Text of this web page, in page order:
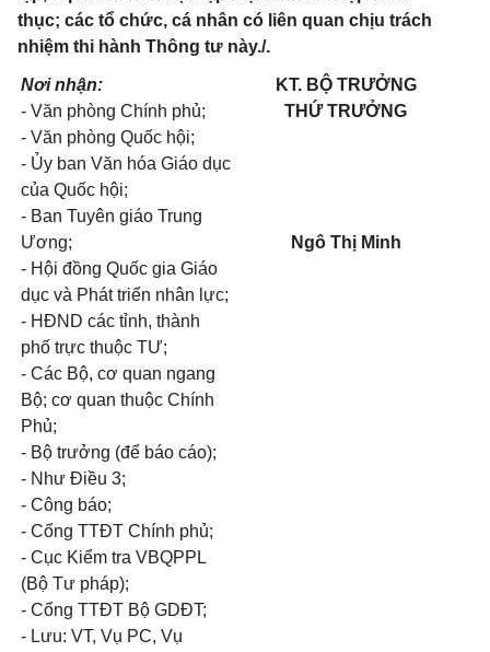
thục; các tổ chức, cá nhân có liên quan chịu trách
nhiệm thi hành Thông tư này./.
Nơi nhận:
- Văn phòng Chính phủ;
- Văn phòng Quốc hội;
- Ủy ban Văn hóa Giáo dục
của Quốc hội;
- Ban Tuyên giáo Trung
Ương;
- Hội đồng Quốc gia Giáo
dục và Phát triển nhân lực;
- HĐND các tỉnh, thành
phố trực thuộc TƯ;
- Các Bộ, cơ quan ngang
Bộ; cơ quan thuộc Chính
Phủ;
- Bộ trưởng (để báo cáo);
- Như Điều 3;
- Công báo;
- Cổng TTĐT Chính phủ;
- Cục Kiểm tra VBQPPL
(Bộ Tư pháp);
- Cổng TTĐT Bộ GDĐT;
- Lưu: VT, Vụ PC, Vụ
KT. BỘ TRƯỞNG
THỨ TRƯỞNG
Ngô Thị Minh